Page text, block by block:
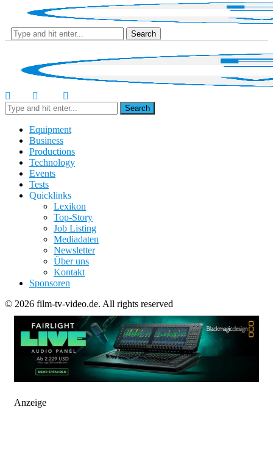
Search
Search
Equipment
Business
Productions
Technology
Events
Tests
Quicklinks
Lexikon
Top-Story
Job Listing
Mediadaten
Newsletter
Über uns
Kontakt
Sponsoren
© 2026 film-tv-video.de. All rights reserved
Anzeige